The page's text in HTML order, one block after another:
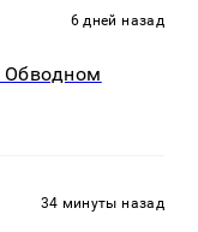
6 дней назад
34 минуты назад